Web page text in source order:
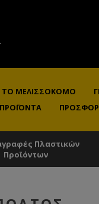
ΤΟ ΜΕΛΙΣΣΟΚΌΜΟ
Πλαστικών
Προϊόντων